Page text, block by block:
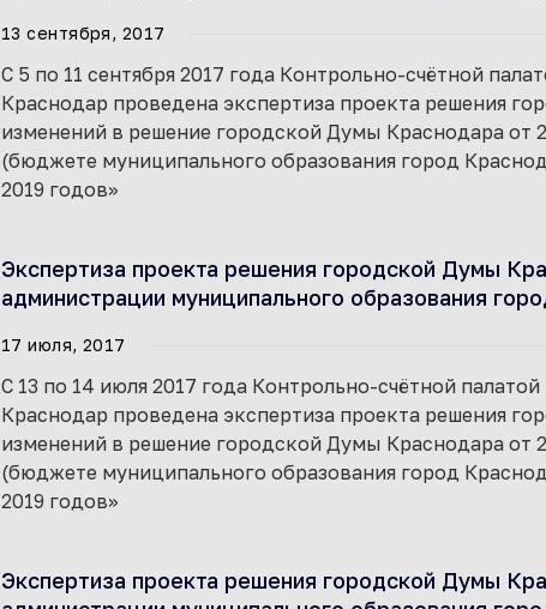
13 сентября, 2017
С 5 по 11 сентября 2017 года Контрольно-счётной
Краснодар проведена экспертиза проекта решения
изменений в решение городской Думы Краснодара от
(бюджете муниципального образования город
2019 годов»
Экспертиза проекта решения городской Думы
администрации муниципального образования
17 июля, 2017
С 13 по 14 июля 2017 года Контрольно-счётной
Краснодар проведена экспертиза проекта решения
изменений в решение городской Думы Краснодара от
(бюджете муниципального образования город
2019 годов»
Экспертиза проекта решения городской Думы